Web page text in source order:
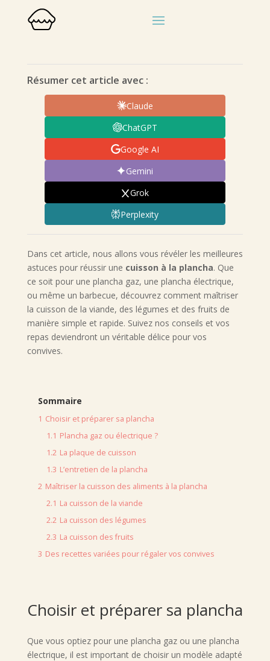
Résumer cet article avec :
Claude
ChatGPT
Google AI
Gemini
Grok
Perplexity
Dans cet article, nous allons vous révéler les meilleures
astuces pour réussir une cuisson à la plancha. Que
ce soit pour une plancha gaz, une plancha électrique,
ou même un barbecue, découvrez comment maîtriser
la cuisson de la viande, des légumes et des fruits de
manière simple et rapide. Suivez nos conseils et vos
repas deviendront un véritable délice pour vos
convives.
Sommaire
1 Choisir et préparer sa plancha
1.1 Plancha gaz ou électrique ?
1.2 La plaque de cuisson
1.3 L’entretien de la plancha
2 Maîtriser la cuisson des aliments à la plancha
2.1 La cuisson de la viande
2.2 La cuisson des légumes
2.3 La cuisson des fruits
3 Des recettes variées pour régaler vos convives
Choisir et préparer sa plancha
Que vous optiez pour une plancha gaz ou une plancha
électrique, il est important de choisir un modèle adapté